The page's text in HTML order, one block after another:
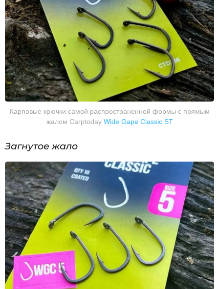
Карповые крючки самой распространенной формы с прямым
жалом Carptoday Wide Gape Classic ST
Загнутое жало